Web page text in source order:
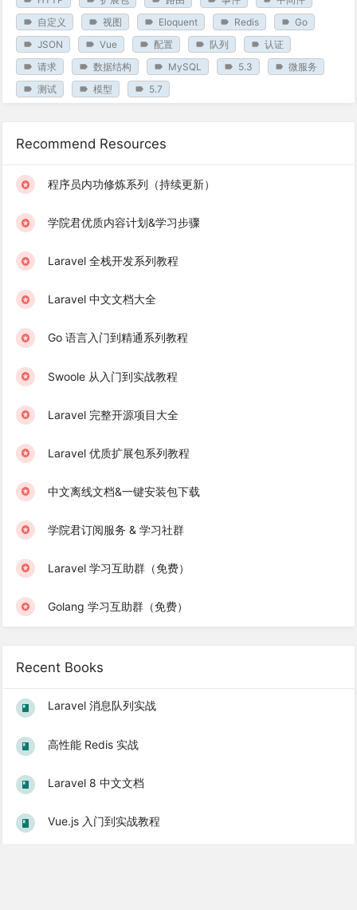
自定义
视图 Eloquent Redis
Go
JSON
Vue 配置 队列
认证
请求
数据结构 MySQL 5.3
微服务
测试
模型 5.7
Recommend Resources
程序员内功修炼系列（持续更新）
学院君优质内容计划&学习步骤
Laravel 全栈开发系列教程
Laravel 中文文档大全
Go 语言入门到精通系列教程
Swoole 从入门到实战教程
Laravel 完整开源项目大全
Laravel 优质扩展包系列教程
中文离线文档&一键安装包下载
学院君订阅服务 & 学习社群
Laravel 学习互助群（免费）
Golang 学习互助群（免费）
Recent Books
Laravel 消息队列实战
高性能 Redis 实战
Laravel 8 中文文档
Vue.js 入门到实战教程